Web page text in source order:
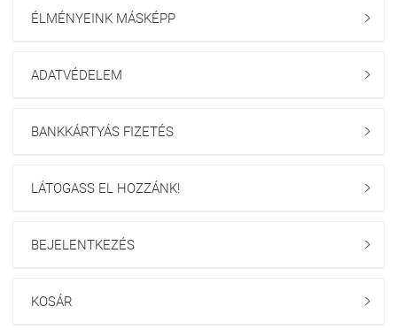
ÉLMÉNYEINK MÁSKÉPP 
ADATVÉDELEM 
BANKKÁRTYÁS FIZETÉS 
LÁTOGASS EL HOZZÁNK! 
BEJELENTKEZÉS 
KOSÁR 